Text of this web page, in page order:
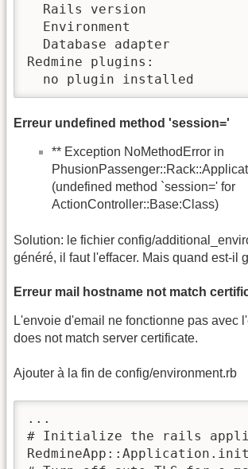
Rails version
Environment
Database adapter
Redmine plugins:
  no plugin installed
Erreur undefined method 'session='
** Exception NoMethodError in
(undefined method `session=' for
ActionController::Base:Class)
Solution: le fichier config/
généré, il faut l'effacer. Mais quand est-il
Erreur mail hostname not match
L'envoie d'email ne fonctionne pas avec
does not match server certificate.
Ajouter à la fin de config/environment.rb
...
# Initialize the rails